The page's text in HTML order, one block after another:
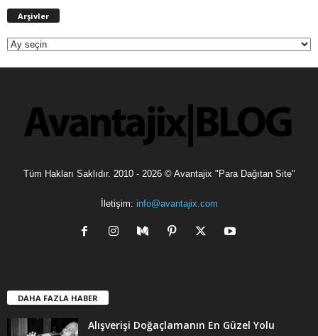
Arşivler
Tüm Hakları Saklıdır. 2010 - 2026 © Avantajix "Para Dağıtan Site"
İletişim: info@avantajix.com
DAHA FAZLA HABER
Alışverişi Doğaçlamanın En Güzel Yolu